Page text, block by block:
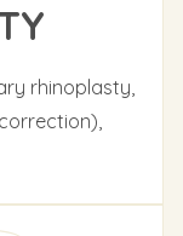
rhinoplasty,